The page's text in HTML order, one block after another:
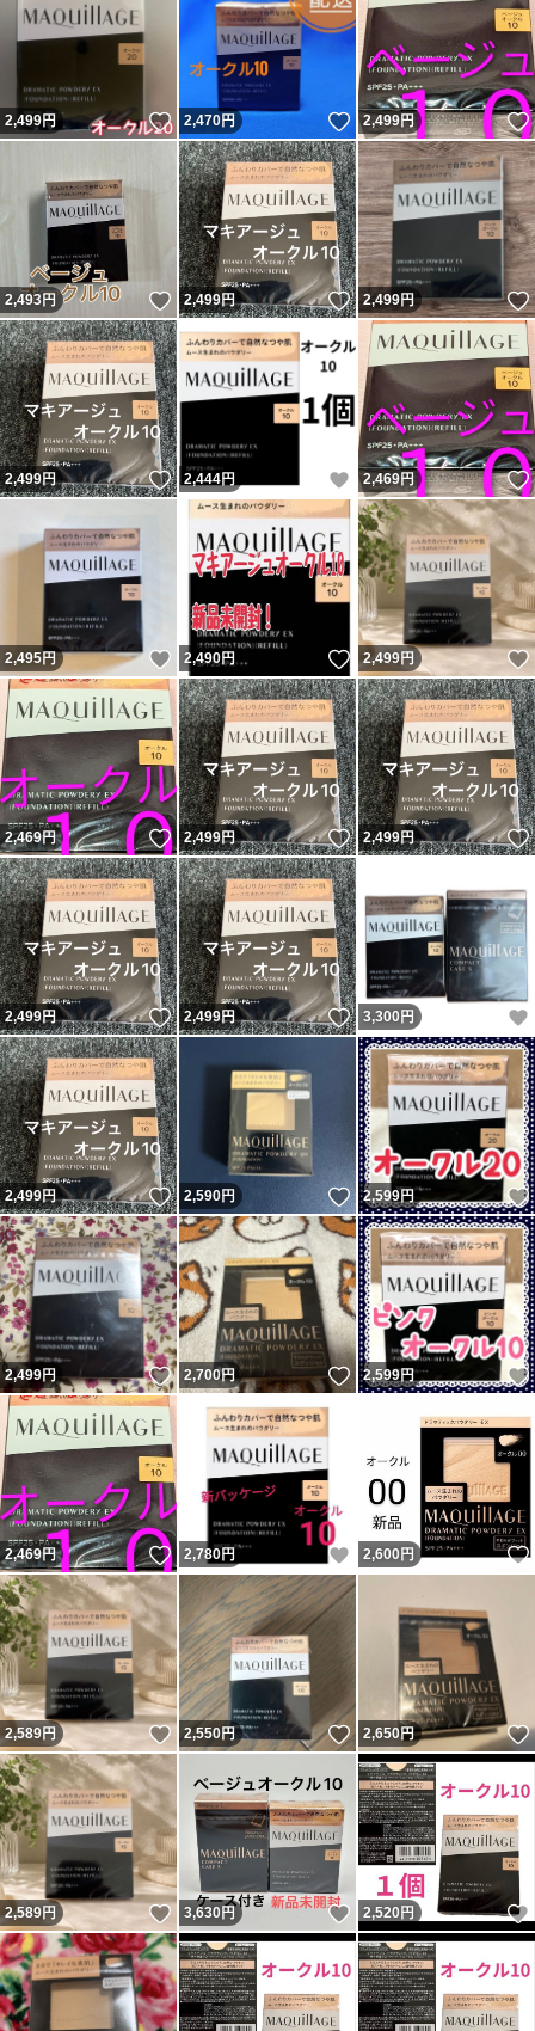
2,499円 いいね！
2,470円 いいね！
2,499円
2,493円 いいね！
2,499円 いいね！
2,499円
2,499円 いいね！
2,444円 いいね！
2,469円
2,495円 いいね！
2,490円 いいね！
2,499円
2,469円 いいね！
2,499円 いいね！
2,499円
2,499円 いいね！
2,499円 いいね！
3,300 円
2,499円 いいね！
2,590円 いいね！
2,599円
2,499円 いいね！
2,700円 いいね！
2,599円
2,469円 いいね！
2,780円 いいね！
2,600 円
2,589円 いいね！
2,550円 いいね！
2,650円
2,589円 いいね！
3,630円 いいね！
2,520 円